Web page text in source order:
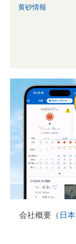
黄砂情報
会社概要（ 日